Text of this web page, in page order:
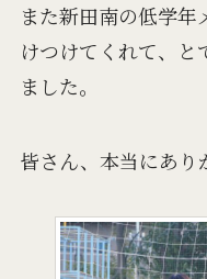
また新田南の低学
けつけてくれて、と
ました。
皆さん、本当にあり